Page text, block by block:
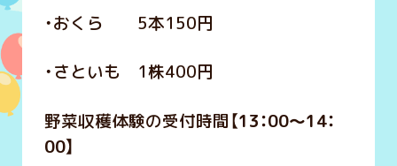
・おくら 5本150円
・さといも 1株400円
野菜収穫体験の受付時間【13：00～14：
00】